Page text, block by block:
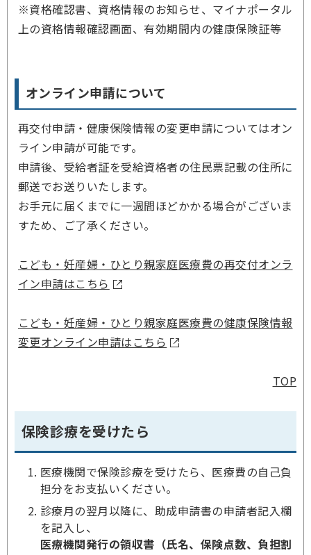
※資格確認書、資格情報のお知らせ、マイナポータル
上の資格情報確認画面、有効期間内の健康保険証等
オンライン申請について
再交付申請・健康保険情報の変更申請についてはオン
ライン申請が可能です。
申請後、受給者証を受給資格者の住民票記載の住所に
郵送でお送りいたします。
お手元に届くまでに一週間ほどかかる場合がございま
すため、ご了承ください。
こども・妊産婦・ひとり親家庭医療費の再交付オンラ
イン申請はこちら
こども・妊産婦・ひとり親家庭医療費の健康保険情報
変更オンライン申請はこちら
TOP
保険診療を受けたら
医療機関で保険診療を受けたら、医療費の自己負
担分をお支払いください。
診療月の翌月以降に、助成申請書の申請者記入欄
を記入し、
医療機関発行の領収書（氏名、保険点数、負担割